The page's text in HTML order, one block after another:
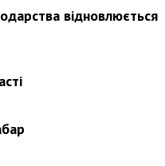
відновлюється